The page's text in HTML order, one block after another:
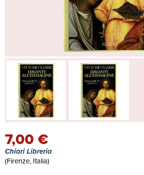
7,00 €
Chiari Libreria
(Firenze, Italia)